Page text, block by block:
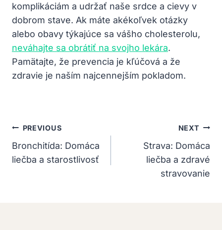
komplikáciám a udržať naše srdce a cievy v
dobrom stave. Ak máte akékoľvek otázky
alebo obavy týkajúce sa vášho cholesterolu,
neváhajte sa obrátiť na svojho lekára.
Pamätajte, že prevencia je kľúčová a že
zdravie je naším najcennejším pokladom.
Navigácia
V
Článku
PREVIOUS
Bronchitída: Domáca
liečba a starostlivosť
NEXT
Strava: Domáca
liečba a zdravé
stravovanie